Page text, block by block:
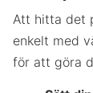
Att hitta det
enkelt med
för att göra